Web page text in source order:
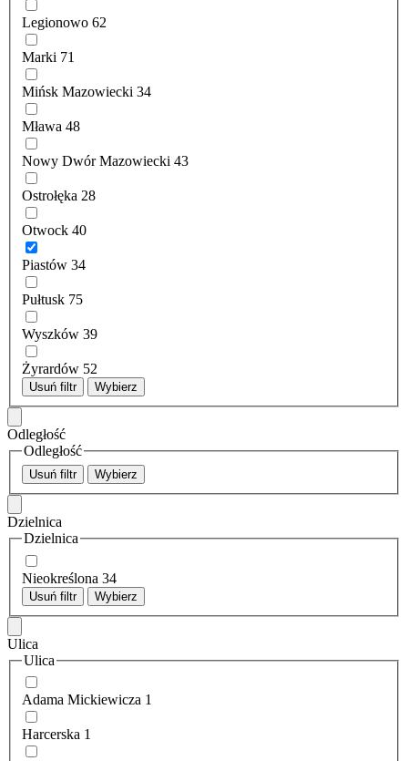
Legionowo 62
Marki 71
Mińsk Mazowiecki 34
Mława 48
Nowy Dwór Mazowiecki 43
Ostrołęka 28
Otwock 40
Piastów 34
Pułtusk 75
Wyszków 39
Żyrardów 52
Usuń filtr Wybierz
Odległość
Odległość
Usuń filtr Wybierz
Dzielnica
Dzielnica
Nieokreślona 34
Usuń filtr Wybierz
Ulica
Ulica
Adama Mickiewicza 1
Harcerska 1